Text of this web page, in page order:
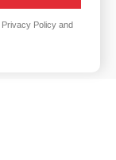
Privacy Policy and